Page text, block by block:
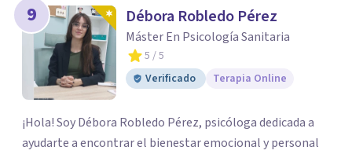
9 Débora Robledo Pérez
Máster En Psicología Sanitaria
5 / 5
Verificado
Terapia Online
¡Hola! Soy Débora Robledo Pérez, psicóloga dedicada a
ayudarte a encontrar el bienestar emocional y personal